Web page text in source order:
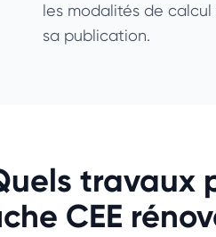
les modalités de
sa publication.
travaux
CEE